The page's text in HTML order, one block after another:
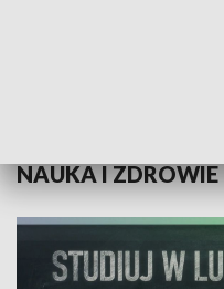
NAUKA I ZDROWIE